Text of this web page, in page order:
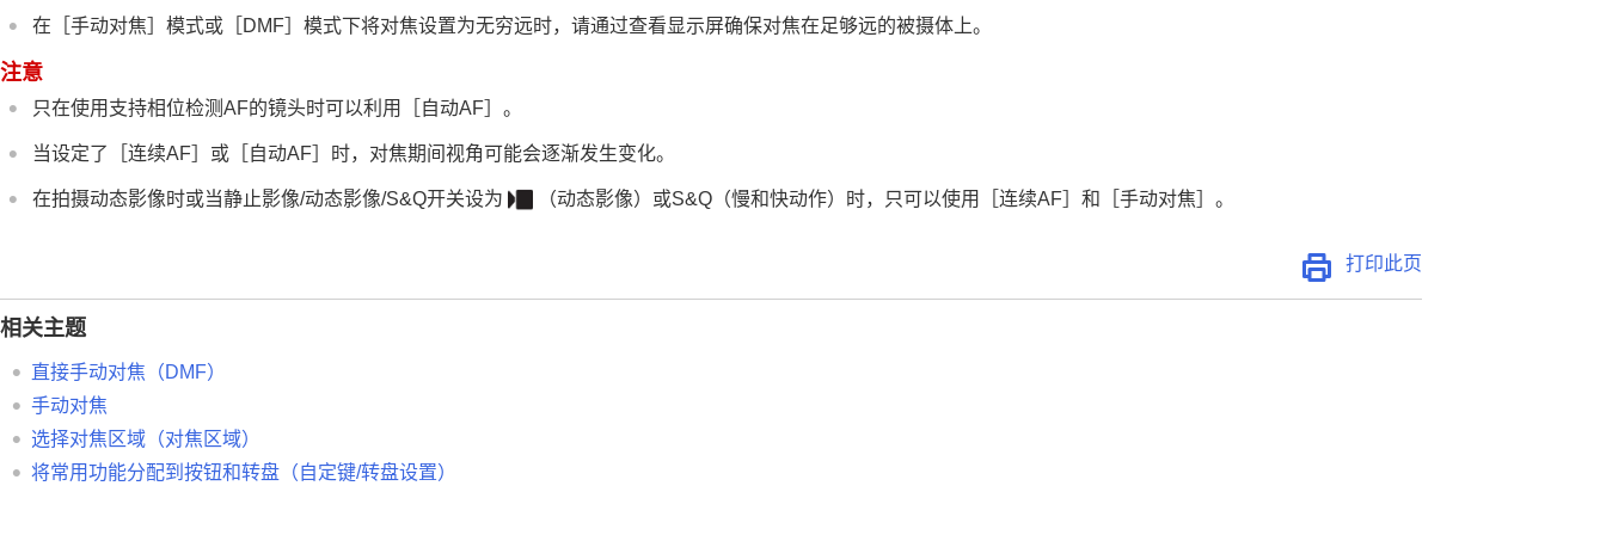
附录
在 ［手动对焦］模式或 ［DMF］模式下将对焦设置为无穷远时，请通过查看显示屏确保对焦在足够远的被摄体上。
注意
只在使用支持相位检测AF的镜头时可以利用 ［自动AF］。
当设定了 ［连续AF］ 或 ［自动AF］ 时，对焦期间视角可能会逐渐发生变化。
在拍摄动态影像时或当静止影像/动态影像/S&Q开关设为 （动态影像）或S&Q（慢和快动作）时，只可以使用 ［连续AF］和 ［手动对焦］。
打印此页
相关主题
直接手动对焦（DMF）
手动对焦
选择对焦区域（对焦区域）
将常用功能分配到按钮和转盘（自定键/转盘设置）